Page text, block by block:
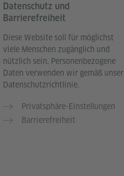
Datenschutz und
Barrierefreiheit
Diese Website soll für möglichst
viele Menschen zugänglich und
nützlich sein. Personenbezogene
Daten verwenden wir gemäß unser
Datenschutzrichtlinie.
Privatsphäre-Einstellungen
Barrierefreiheit